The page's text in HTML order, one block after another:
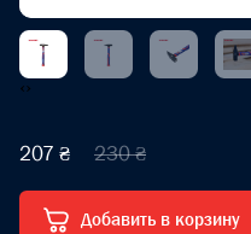
‹›
207 ₴ 230 ₴
Добавить в корзину